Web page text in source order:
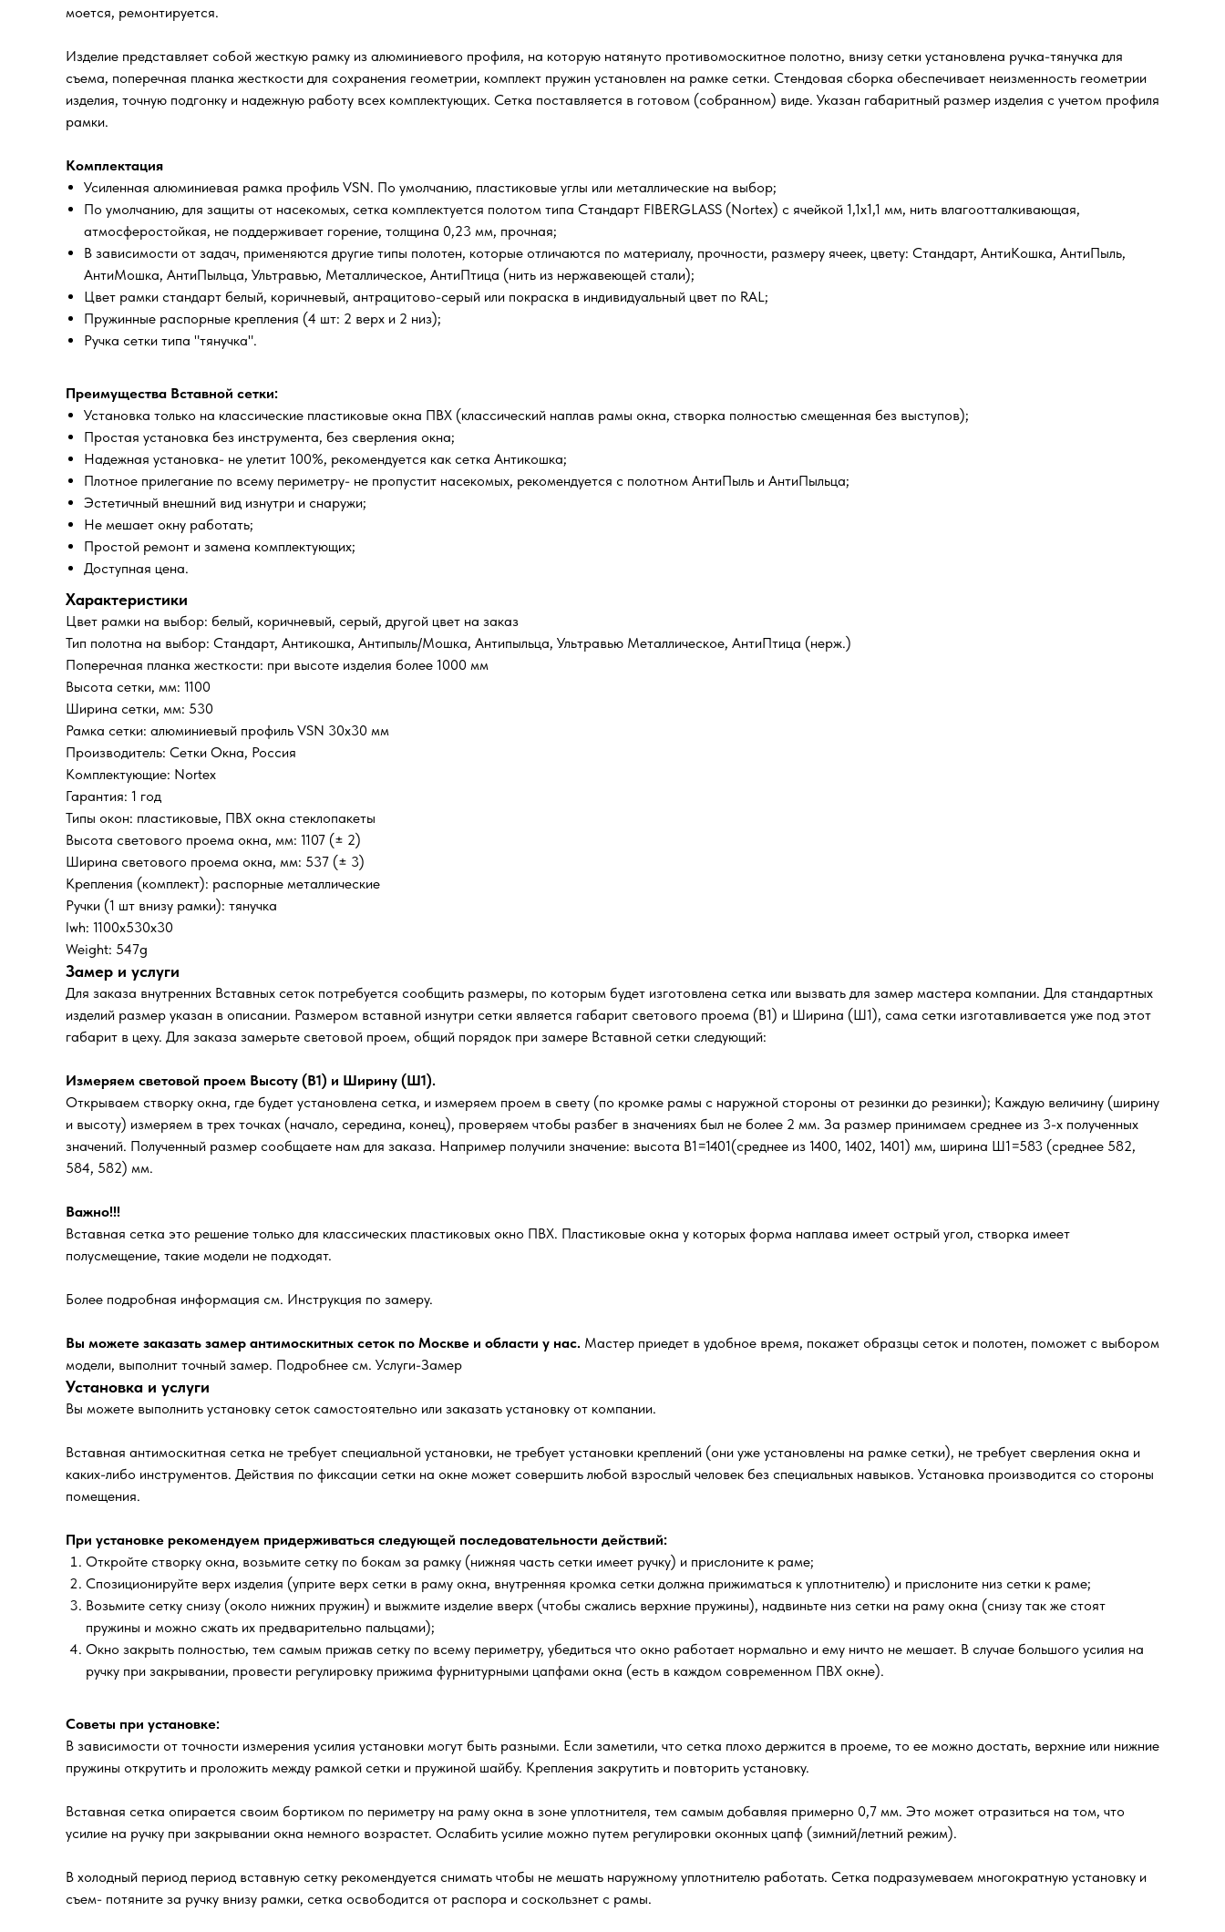
моется, ремонтируется.
Изделие представляет собой жесткую рамку из алюминиевого профиля, на которую натянуто противомоскитное полотно, внизу сетки установлена ручка-тянучка для
съема, поперечная планка жесткости для сохранения геометрии, комплект пружин установлен на рамке сетки. Стендовая сборка обеспечивает неизменность геометрии
изделия, точную подгонку и надежную работу всех комплектующих. Сетка поставляется в готовом (собранном) виде. Указан габаритный размер изделия с учетом профиля
рамки.
Комплектация
Усиленная алюминиевая рамка профиль VSN. По умолчанию, пластиковые углы или металлические на выбор;
По умолчанию, для защиты от насекомых, сетка комплектуется полотом типа Стандарт FIBERGLASS (Nortex) с ячейкой 1,1х1,1 мм, нить влагоотталкивающая,
атмосферостойкая, не поддерживает горение, толщина 0,23 мм, прочная;
В зависимости от задач, применяются другие типы полотен, которые отличаются по материалу, прочности, размеру ячеек, цвету: Стандарт, АнтиКошка, АнтиПыль,
АнтиМошка, АнтиПыльца, Ультравью, Металлическое, АнтиПтица (нить из нержавеющей стали);
Цвет рамки стандарт белый, коричневый, антрацитово-серый или покраска в индивидуальный цвет по RAL;
Пружинные распорные крепления (4 шт: 2 верх и 2 низ);
Ручка сетки типа "тянучка".
Преимущества Вставной сетки:
Установка только на классические пластиковые окна ПВХ (классический наплав рамы окна, створка полностью смещенная без выступов);
Простая установка без инструмента, без сверления окна;
Надежная установка- не улетит 100%, рекомендуется как сетка Антикошка;
Плотное прилегание по всему периметру- не пропустит насекомых, рекомендуется с полотном АнтиПыль и АнтиПыльца;
Эстетичный внешний вид изнутри и снаружи;
Не мешает окну работать;
Простой ремонт и замена комплектующих;
Доступная цена.
Характеристики
Цвет рамки на выбор: белый, коричневый, серый, другой цвет на заказ
Тип полотна на выбор: Стандарт, Антикошка, Антипыль/Мошка, Антипыльца, Ультравью Металлическое, АнтиПтица (нерж.)
Поперечная планка жесткости: при высоте изделия более 1000 мм
Высота сетки, мм: 1100
Ширина сетки, мм: 530
Рамка сетки: алюминиевый профиль VSN 30х30 мм
Производитель: Сетки Окна, Россия
Комплектующие: Nortex
Гарантия: 1 год
Типы окон: пластиковые, ПВХ окна стеклопакеты
Высота светового проема окна, мм: 1107 (± 2)
Ширина светового проема окна, мм: 537 (± 3)
Крепления (комплект): распорные металлические
Ручки (1 шт внизу рамки): тянучка
lwh: 1100x530x30
Weight: 547g
Замер и услуги
Для заказа внутренних Вставных сеток потребуется сообщить размеры, по которым будет изготовлена сетка или вызвать для замер мастера компании. Для стандартных
изделий размер указан в описании. Размером вставной изнутри сетки является габарит светового проема (В1) и Ширина (Ш1), сама сетки изготавливается уже под этот
габарит в цеху. Для заказа замерьте световой проем, общий порядок при замере Вставной сетки следующий:
Измеряем световой проем Высоту (В1) и Ширину (Ш1).
Открываем створку окна, где будет установлена сетка, и измеряем проем в свету (по кромке рамы с наружной стороны от резинки до резинки); Каждую величину (ширину
и высоту) измеряем в трех точках (начало, середина, конец), проверяем чтобы разбег в значениях был не более 2 мм. За размер принимаем среднее из 3-х полученных
значений. Полученный размер сообщаете нам для заказа. Например получили значение: высота В1=1401(среднее из 1400, 1402, 1401) мм, ширина Ш1=583 (среднее 582,
584, 582) мм.
Важно!!!
Вставная сетка это решение только для классических пластиковых окно ПВХ. Пластиковые окна у которых форма наплава имеет острый угол, створка имеет
полусмещение, такие модели не подходят.
Более подробная информация см. Инструкция по замеру.
Вы можете заказать замер антимоскитных сеток по Москве и области у нас. Мастер приедет в удобное время, покажет образцы сеток и полотен, поможет с выбором
модели, выполнит точный замер. Подробнее см. Услуги-Замер
Установка и услуги
Вы можете выполнить установку сеток самостоятельно или заказать установку от компании.
Вставная антимоскитная сетка не требует специальной установки, не требует установки креплений (они уже установлены на рамке сетки), не требует сверления окна и
каких-либо инструментов. Действия по фиксации сетки на окне может совершить любой взрослый человек без специальных навыков. Установка производится со стороны
помещения.
При установке рекомендуем придерживаться следующей последовательности действий:
Откройте створку окна, возьмите сетку по бокам за рамку (нижняя часть сетки имеет ручку) и прислоните к раме;
Спозиционируйте верх изделия (уприте верх сетки в раму окна, внутренняя кромка сетки должна прижиматься к уплотнителю) и прислоните низ сетки к раме;
Возьмите сетку снизу (около нижних пружин) и выжмите изделие вверх (чтобы сжались верхние пружины), надвиньте низ сетки на раму окна (снизу так же стоят
пружины и можно сжать их предварительно пальцами);
Окно закрыть полностью, тем самым прижав сетку по всему периметру, убедиться что окно работает нормально и ему ничто не мешает. В случае большого усилия на
ручку при закрывании, провести регулировку прижима фурнитурными цапфами окна (есть в каждом современном ПВХ окне).
Советы при установке:
В зависимости от точности измерения усилия установки могут быть разными. Если заметили, что сетка плохо держится в проеме, то ее можно достать, верхние или нижние
пружины открутить и проложить между рамкой сетки и пружиной шайбу. Крепления закрутить и повторить установку.
Вставная сетка опирается своим бортиком по периметру на раму окна в зоне уплотнителя, тем самым добавляя примерно 0,7 мм. Это может отразиться на том, что
усилие на ручку при закрывании окна немного возрастет. Ослабить усилие можно путем регулировки оконных цапф (зимний/летний режим).
В холодный период период вставную сетку рекомендуется снимать чтобы не мешать наружному уплотнителю работать. Сетка подразумеваем многократную установку и
съем- потяните за ручку внизу рамки, сетка освободится от распора и соскользнет с рамы.